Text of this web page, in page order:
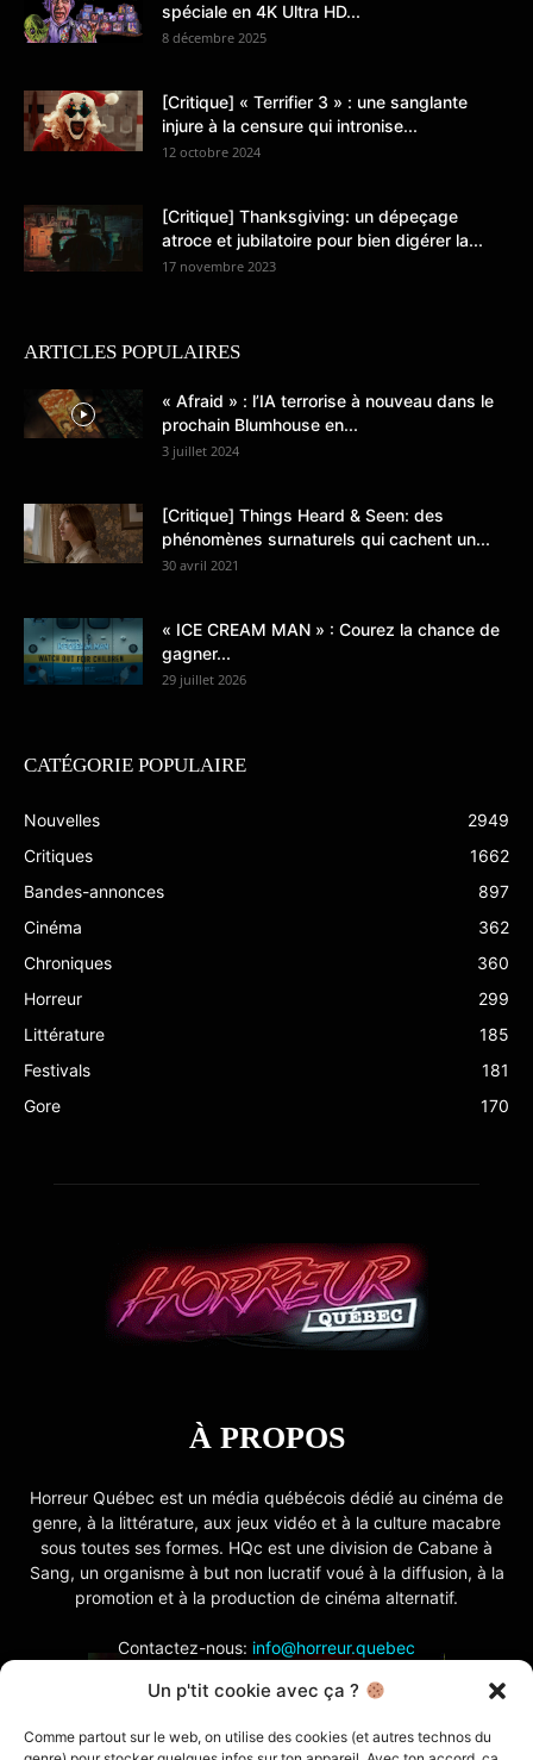
Un p'tit cookie avec ça ?
Comme partout sur le web, on utilise des cookies (et autres technos du
spéciale en 4K Ultra HD...
8 décembre 2025
[Critique] « Terrifier 3 » : une sanglante
injure à la censure qui intronise...
12 octobre 2024
[Critique] Thanksgiving: un dépeçage
atroce et jubilatoire pour bien digérer la...
17 novembre 2023
ARTICLES POPULAIRES
« Afraid » : l’IA terrorise à nouveau dans le
prochain Blumhouse en...
3 juillet 2024
[Critique] Things Heard & Seen: des
phénomènes surnaturels qui cachent un...
30 avril 2021
« ICE CREAM MAN » : Courez la chance de
gagner...
29 juillet 2026
CATÉGORIE POPULAIRE
Nouvelles
2949
Critiques
1662
Bandes-annonces
897
Cinéma
362
Chroniques
360
Horreur
299
Littérature
185
Festivals
181
Gore
170
À PROPOS
Horreur Québec est un média québécois dédié au cinéma de
genre, à la littérature, aux jeux vidéo et à la culture macabre
sous toutes ses formes. HQc est une division de Cabane à
Sang, un organisme à but non lucratif voué à la diffusion, à la
promotion et à la production de cinéma alternatif.
Contactez-nous: info@horreur.quebec
SUIVEZ NOUS